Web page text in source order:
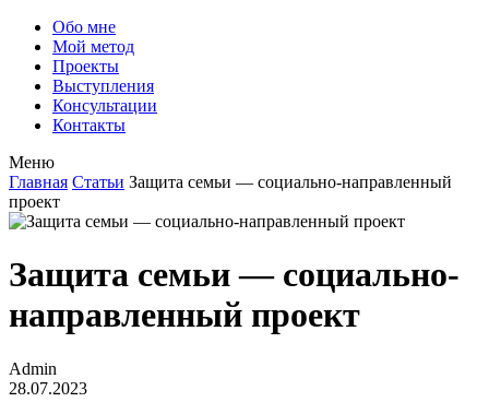
Обо мне
Мой метод
Проекты
Выступления
Консультации
Контакты
Меню
Главная Статьи Защита семьи — социально-направленный
проект
Защита семьи — социально-
направленный проект
Admin
28.07.2023